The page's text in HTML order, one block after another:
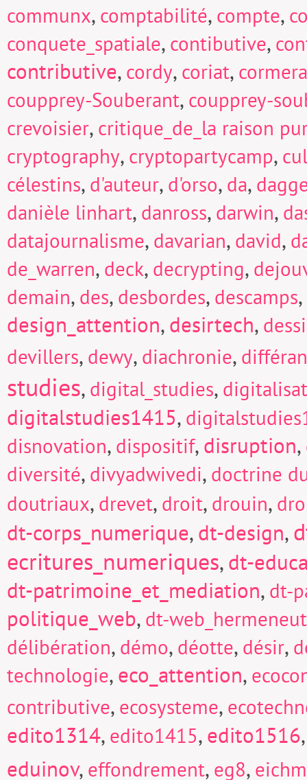
communx, comptabilité, compte,
conquete_spatiale, contibutive,
contributive, cordy, coriat,
coupprey-Souberant, coupprey-
crevoisier, critique_de_la raison
cryptography, cryptopartycamp,
célestins, d'auteur, d'orso, da,
danièle linhart, danross, darwin,
datajournalisme, davarian, david,
de_warren, deck, decrypting,
demain, des, desbordes, descamps,
design_attention,desirtech,
devillers, dewy, diachronie,
studies, digital_studies,
digitalstudies1415,
disnovation, dispositif,disruption,
diversité, divyadwivedi, doctrine
doutriaux, drevet, droit, drouin,
dt-corps_numerique,dt-design,
ecritures_numeriques,dt-
dt-patrimoine_et_mediation, dt-
politique_web, dt-
délibération, démo, déotte, désir,
technologie,eco_attention,
contributive, ecosysteme,
edito1314, edito1415,edito1516
eduinov, effondrement, eg8,